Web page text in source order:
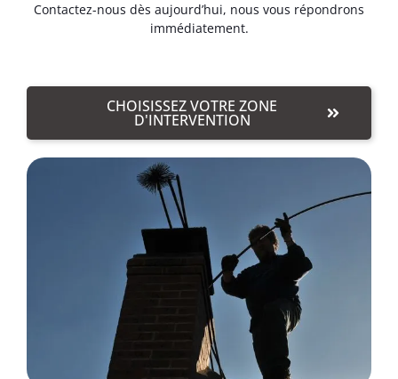
Contactez-nous dès aujourd’hui, nous vous répondrons
immédiatement.
CHOISISSEZ VOTRE ZONE
D'INTERVENTION